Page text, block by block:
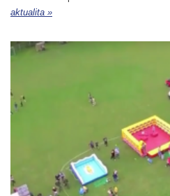
aktualita »